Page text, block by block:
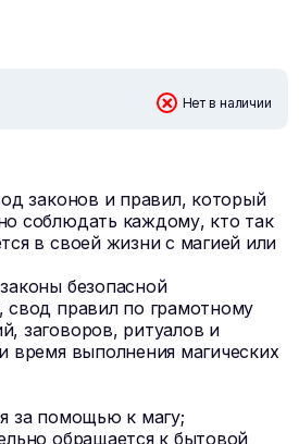
Нет в наличии
законов и правил, который
соблюдать каждому, кто так
в своей жизни с магией или
безопасной
свод правил по грамотному
заговоров, ритуалов и
время выполнения магических
за помощью к магу;
обращается к бытовой